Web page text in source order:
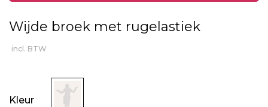
Wijde broek met rugelastiek
incl. BTW
Kleur